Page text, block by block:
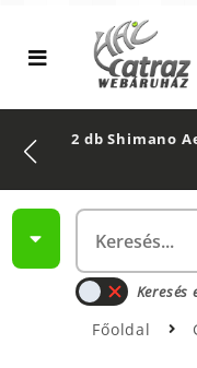
2 db Shimano
Keresés
Főoldal